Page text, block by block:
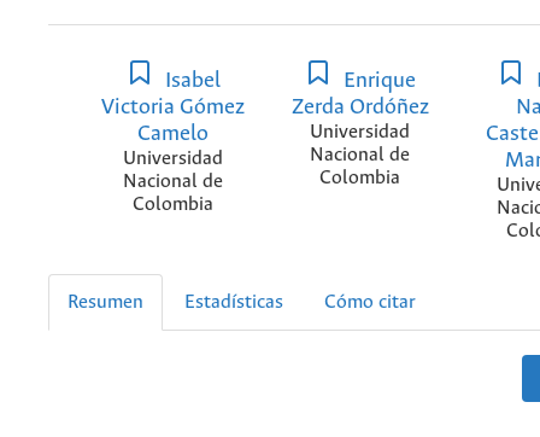
Isabel
Victoria Gómez
Camelo
Universidad
Nacional de
Colombia
Enrique
Zerda Ordóñez
Universidad
Nacional de
Colombia
Resumen Estadísticas Cómo citar